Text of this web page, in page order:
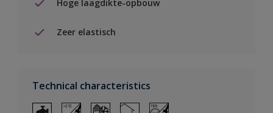
Hoge laagdikte-opbouw
Zeer elastisch
Technical characteristics